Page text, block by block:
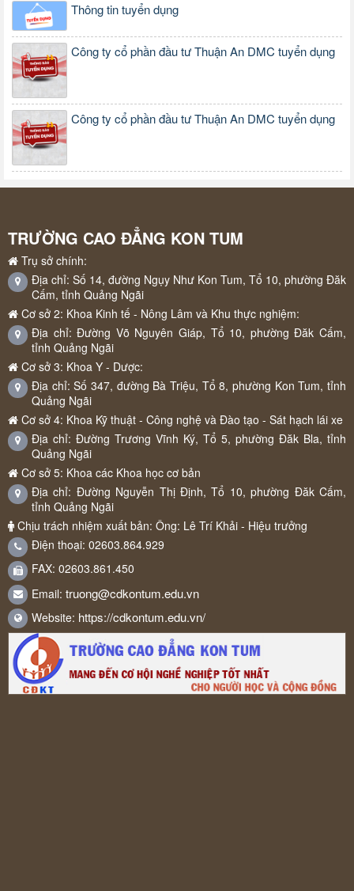
Thông tin tuyển dụng
Công ty cổ phần đầu tư Thuận An DMC tuyển dụng
Công ty cổ phần đầu tư Thuận An DMC tuyển dụng
TRƯỜNG CAO ĐẲNG KON TUM
Trụ sở chính:
Địa chỉ: Số 14, đường Ngụy Như Kon Tum, Tổ 10, phường Đăk
Cấm, tỉnh Quảng Ngãi
Cơ sở 2: Khoa Kinh tế - Nông Lâm và Khu thực nghiệm:
Địa chỉ: Đường Võ Nguyên Giáp, Tổ 10, phường Đăk Cấm,
tỉnh Quảng Ngãi
Cơ sở 3: Khoa Y - Dược:
Địa chỉ: Số 347, đường Bà Triệu, Tổ 8, phường Kon Tum, tỉnh
Quảng Ngãi
Cơ sở 4: Khoa Kỹ thuật - Công nghệ và Đào tạo - Sát hạch lái xe
Địa chỉ: Đường Trương Vĩnh Ký, Tổ 5, phường Đăk Bla, tỉnh
Quảng Ngãi
Cơ sở 5: Khoa các Khoa học cơ bản
Địa chỉ: Đường Nguyễn Thị Định, Tổ 10, phường Đăk Cấm,
tỉnh Quảng Ngãi
Chịu trách nhiệm xuất bản: Ông: Lê Trí Khải - Hiệu trưởng
Điện thoại: 02603.864.929
FAX: 02603.861.450
Email: truong@cdkontum.edu.vn
Website: https://cdkontum.edu.vn/